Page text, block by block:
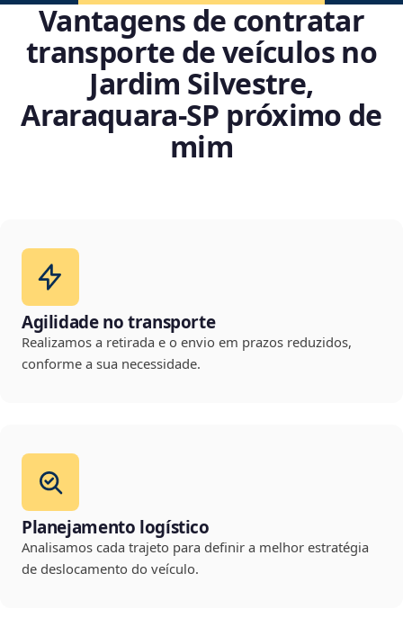
Vantagens de contratar
transporte de veículos no
Jardim Silvestre,
Araraquara‑SP próximo de
mim
Agilidade no transporte
Realizamos a retirada e o envio em prazos reduzidos,
conforme a sua necessidade.
Planejamento logístico
Analisamos cada trajeto para definir a melhor estratégia
de deslocamento do veículo.